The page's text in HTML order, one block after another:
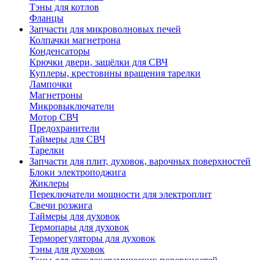
Тэны для котлов
Фланцы
Запчасти для микроволновых печей
Колпачки магнетрона
Конденсаторы
Крючки двери, защёлки для СВЧ
Куплеры, крестовины вращения тарелки
Лампочки
Магнетроны
Микровыключатели
Мотор СВЧ
Предохранители
Таймеры для СВЧ
Тарелки
Запчасти для плит, духовок, варочных поверхностей
Блоки электроподжига
Жиклеры
Переключатели мощности для электроплит
Свечи розжига
Таймеры для духовок
Термопары для духовок
Терморегуляторы для духовок
Тэны для духовок